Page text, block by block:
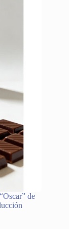
de